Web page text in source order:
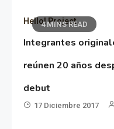
4 MINS READ
Hello! Project
Integrantes
reúnen 20 años
debut
17 Diciembre 2017